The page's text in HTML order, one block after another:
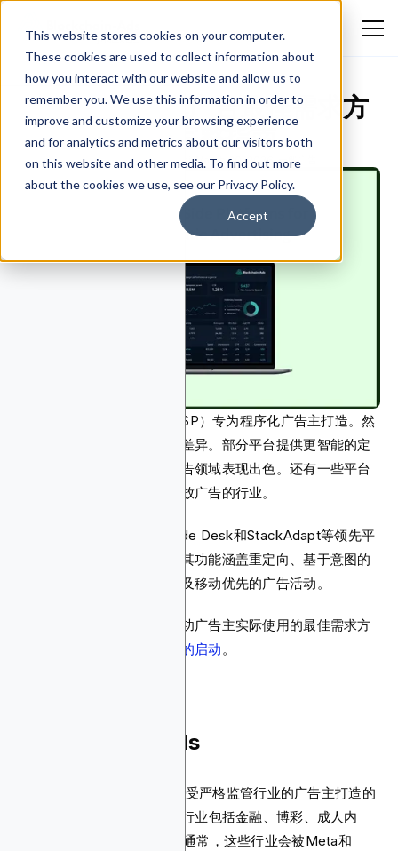
This website stores cookies on your computer.
These cookies are used to collect information about
how you interact with our website and allow us to
remember you. We use this information in order to
improve and customize your browsing experience
and for analytics and metrics about our visitors both
on this website and other media. To find out more
about the cookies we use, see our Privacy Policy.
Accept
2025年程序化广告最佳需求方
平台（DSP）完整指南
Emmanuella Oluwafemi March 20, 2026 一般广告
2025年最佳需求方平台（DSP）专为程序化广告主打造。然
而，这些平台之间存在显著差异。部分平台提供更智能的定
位工具，另一些则在视频广告领域表现出色。还有一些平台
专门针对无法在主流渠道投放广告的行业。
Blockchain-Ads、The Trade Desk和StackAdapt等领先平
台继续主导数字广告行业，其功能涵盖重定向、基于意图的
受众细分、私有市场交易以及移动优先的广告活动。
因此，本指南将深入解析成功广告主实际使用的最佳需求方
程序化广告活动的启动。
1. Blockchain-Ads
Blockchain-Ads是一个专为受严格监管行业的广告主打造的
需求方平台（DSP）。这些行业包括金融、博彩、成人内
容、CBD和加密货币领域。通常，这些行业会被Meta和